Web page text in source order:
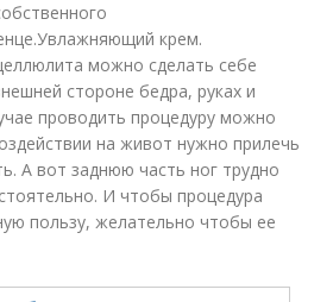
крем.
можно сделать себе
стороне бедра, руках и
проводить процедуру можно
на живот нужно прилечь
А вот заднюю часть ног трудно
И чтобы процедура
пользу, желательно чтобы ее